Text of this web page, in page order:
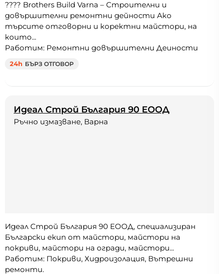
???? Brothers Build Varna – Строителни и
довършителни ремонтни дейности Ако
търсите отговорни и коректни майстори, на
които...
Работим: Ремонтни довършителни Деиности
24h БЪРЗ ОТГОВОР
Идеал Строй България 90 ЕООД
Ръчно измазване, Варна
Идеал Строй България 90 ЕООД, специализиран
Български екип от майстори, майстори на
покриви, майстори на огради, майстори...
Работим: Покриви, Хидроизолация, Вътрешни
ремонти.